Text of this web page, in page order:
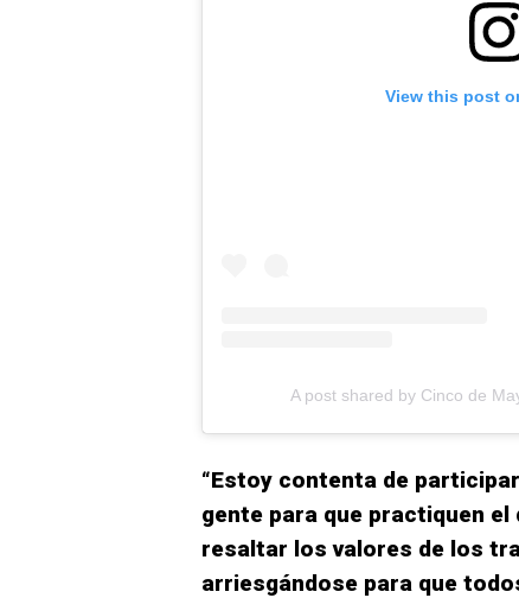
View this post
A post shared by Cinco de
“Estoy contenta de
gente para que practiquen
resaltar los valores de los
arriesgándose para que